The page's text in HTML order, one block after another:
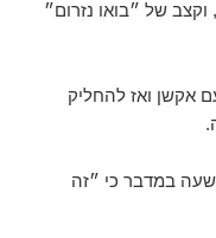
של ״בואו נזרום״
אקשן ואז להחליק
במדבר כי ״זה